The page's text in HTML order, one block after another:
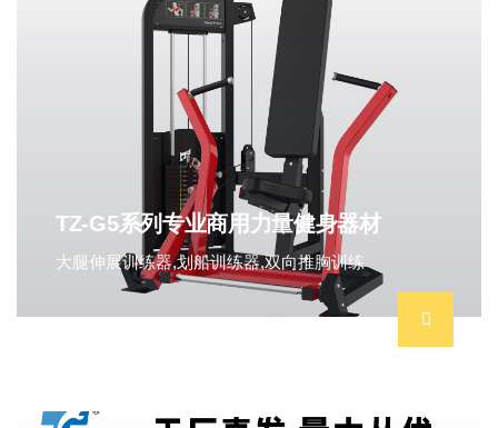
TZ-G5系列专业商用力量健身器材
大腿伸展训练器,划船训练器,双向推胸训练